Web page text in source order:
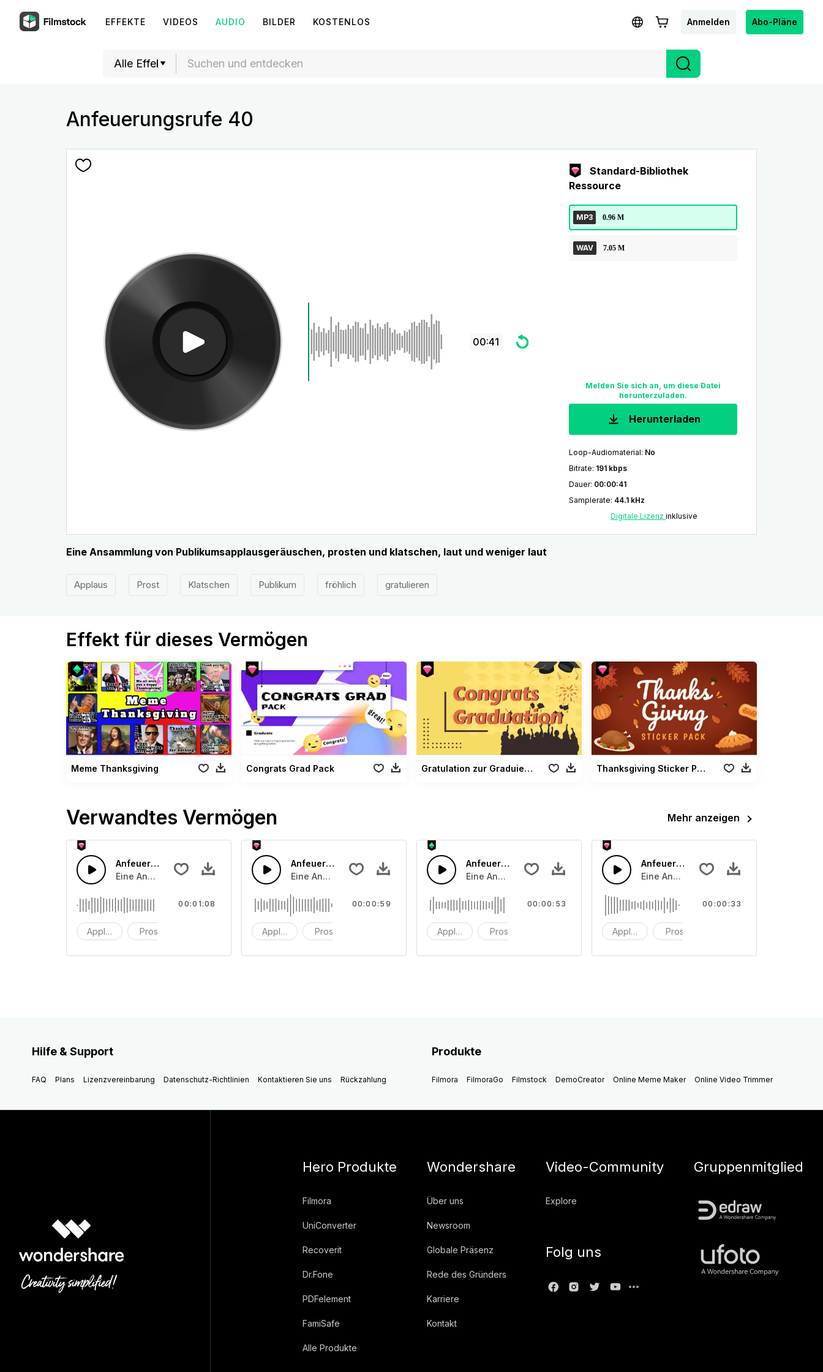
EFFEKTE VIDEOS AUDIO BILDER KOSTENLOS Anmelden Abo-Pläne
Anfeuerungsrufe 40
00:41
Standard-Bibliothek
Ressource
MP3 0.96 M
WAV 7.05 M
Melden Sie sich an, um diese Datei
herunterzuladen.
Herunterladen
Loop-Audiomaterial: No
Bitrate: 191 kbps
Dauer: 00:00:41
Samplerate: 44.1 kHz
Digitale Lizenzinklusive
Eine Ansammlung von Publikumsapplausgeräuschen, prosten und klatschen, laut und weniger laut
Applaus Prost Klatschen Publikum fröhlich gratulieren
Effekt für dieses Vermögen
Meme Thanksgiving Congrats Grad Pack Gratulation zur Graduierung Thanksgiving Sticker Paket
Verwandtes Vermögen Mehr anzeigen
Anfeuerungsrufe 44
Eine Ansammlung von Publikumsapplausgeräuschen, prosten und klatschen, laut und weniger laut
Applaus Prost
00:01:08
Anfeuerungsrufe 43
Eine Ansammlung von Publikumsapplausgeräuschen, prosten und klatschen, laut und weniger laut
Applaus Prost
00:00:59
Anfeuerungsrufe 42
Eine Ansammlung von Publikumsapplausgeräuschen, prosten und klatschen, laut
Applaus Prost
00:00:53
Anfeuerungsrufe 41
Eine Ansammlung von
Applaus Prost
00:00:33
Hilfe & Support
FAQ Plans Lizenzvereinbarung Datenschutz-Richtlinien Kontaktieren Sie uns Rückzahlung
Produkte
Filmora FilmoraGo Filmstock DemoCreator Online Meme Maker Online Video Trimmer
Hero Produkte
Filmora
UniConverter
Recoverit
Dr.Fone
PDFelement
FamiSafe
Alle Produkte
Wondershare
Über uns
Newsroom
Globale Präsenz
Rede des Gründers
Karriere
Kontakt
Video-Community
Explore
Folg uns
Gruppenmitglied